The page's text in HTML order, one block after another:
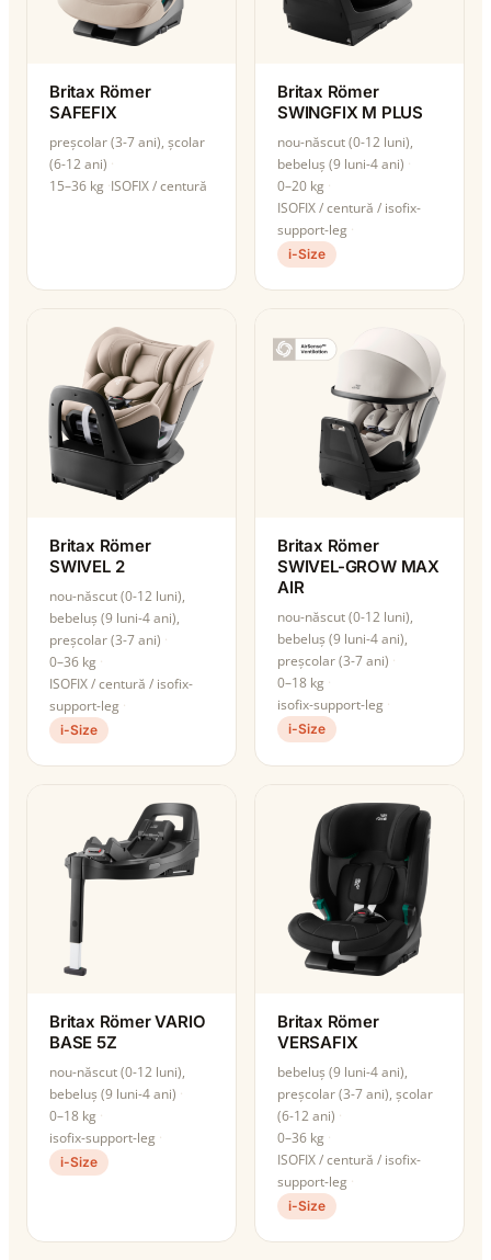
Britax Römer
SAFEFIX
preșcolar (3-7 ani), școlar
(6-12 ani)
15–36 kg ISOFIX / centură
Britax Römer
SWINGFIX M PLUS
nou-născut (0-12 luni),
bebeluș (9 luni-4 ani)
0–20 kg
ISOFIX / centură / isofix-
support-leg
i-Size
Britax Römer
SWIVEL 2
nou-născut (0-12 luni),
bebeluș (9 luni-4 ani),
preșcolar (3-7 ani)
0–36 kg
ISOFIX / centură / isofix-
support-leg
i-Size
Britax Römer
SWIVEL-GROW MAX
AIR
nou-născut (0-12 luni),
bebeluș (9 luni-4 ani),
preșcolar (3-7 ani)
0–18 kg
isofix-support-leg
i-Size
Britax Römer VARIO
BASE 5Z
nou-născut (0-12 luni),
bebeluș (9 luni-4 ani)
0–18 kg
isofix-support-leg
i-Size
Britax Römer
VERSAFIX
bebeluș (9 luni-4 ani),
preșcolar (3-7 ani), școlar
(6-12 ani)
0–36 kg
ISOFIX / centură / isofix-
support-leg
i-Size